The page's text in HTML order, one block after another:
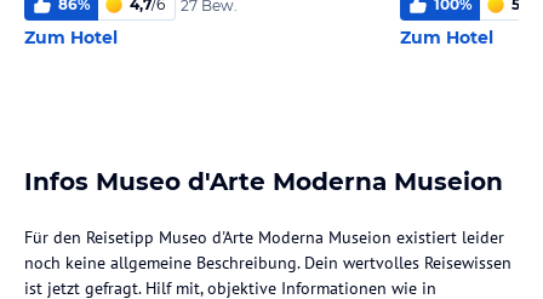
86% 4,7/6 27 Bew.
Zum Hotel
100% 5,6
Zum Hotel
Infos Museo d'Arte Moderna Museion
Für den Reisetipp Museo d'Arte Moderna Museion existiert leider
noch keine allgemeine Beschreibung. Dein wertvolles Reisewissen
ist jetzt gefragt. Hilf mit, objektive Informationen wie in